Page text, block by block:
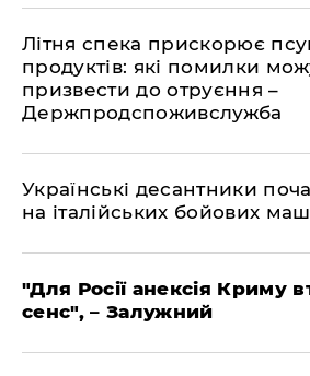
Літня спека прискорює
продуктів: які помилки
призвести до отруєння –
Держпродспоживслужба
Українські десантники
на італійських бойових
"Для Росії анексія Криму
сенс", – Залужний